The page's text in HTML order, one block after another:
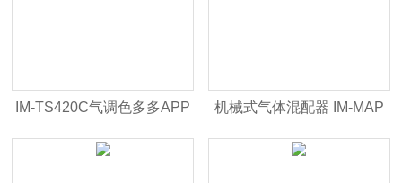
IM-TS420C气调色多多APP
下载安装
机械式气体混配器 IM-MAP
Mix 9001